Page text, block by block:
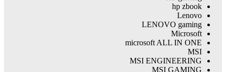
hp zbook
Lenovo
LENOVO gaming
Microsoft
microsoft ALL IN ONE
MSI
MSI ENGINEERING
MSI GAMING